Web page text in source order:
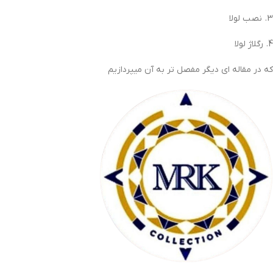
3. نصب لولا
4. رگلاژ لولا
که در مقاله ای دیگر مفصل تر به آن میپردازیم